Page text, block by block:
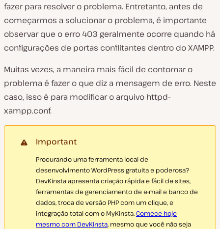
fazer para resolver o problema. Entretanto, antes de
começarmos a solucionar o problema, é importante
observar que o erro 403 geralmente ocorre quando há
configurações de portas conflitantes dentro do XAMPP.
Muitas vezes, a maneira mais fácil de contornar o
problema é fazer o que diz a mensagem de erro. Neste
caso, isso é para modificar o arquivo httpd-
xampp.conf.
Important
Procurando uma ferramenta local de
desenvolvimento WordPress gratuita e poderosa?
DevKinsta apresenta criação rápida e fácil de sites,
ferramentas de gerenciamento de e-mail e banco de
dados, troca de versão PHP com um clique, e
integração total com o MyKinsta.Comece hoje
mesmo com DevKinsta, mesmo que você não seja